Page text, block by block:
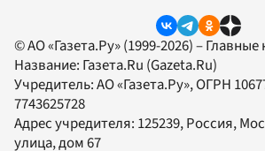
© АО «Газета.Ру» (1999-2026) –
Название: Газета.Ru (Gazeta.Ru)
Учредитель:АО «Газета.Ру», ОГРН
7743625728
Адрес учредителя: 125239, Россия,
улица, дом 67